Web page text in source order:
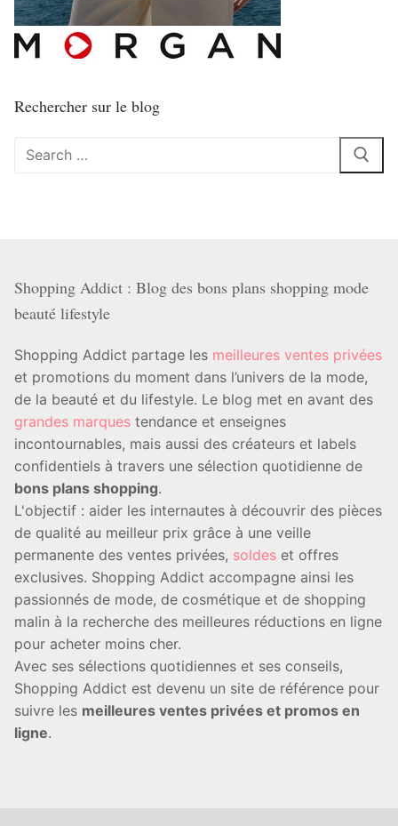
Rechercher sur le blog
Rechercher
Shopping Addict : Blog des bons plans shopping mode
beauté lifestyle
Shopping Addict partage les meilleures ventes privées
et promotions du moment dans l’univers de la mode,
de la beauté et du lifestyle. Le blog met en avant des
grandes marques tendance et enseignes
incontournables, mais aussi des créateurs et labels
confidentiels à travers une sélection quotidienne de
bons plans shopping.
L'objectif : aider les internautes à découvrir des pièces
de qualité au meilleur prix grâce à une veille
permanente des ventes privées, soldes et offres
exclusives. Shopping Addict accompagne ainsi les
passionnés de mode, de cosmétique et de shopping
malin à la recherche des meilleures réductions en ligne
pour acheter moins cher.
Avec ses sélections quotidiennes et ses conseils,
Shopping Addict est devenu un site de référence pour
suivre les meilleures ventes privées et promos en
ligne.